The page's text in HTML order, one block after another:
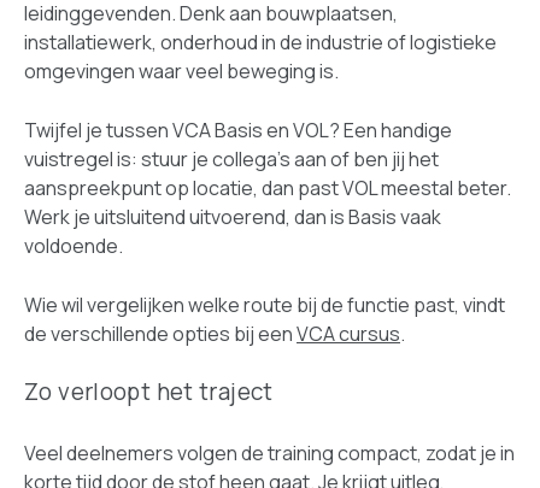
leidinggevenden. Denk aan bouwplaatsen,
installatiewerk, onderhoud in de industrie of logistieke
omgevingen waar veel beweging is.
Twijfel je tussen VCA Basis en VOL? Een handige
vuistregel is: stuur je collega's aan of ben jij het
aanspreekpunt op locatie, dan past VOL meestal beter.
Werk je uitsluitend uitvoerend, dan is Basis vaak
voldoende.
Wie wil vergelijken welke route bij de functie past, vindt
de verschillende opties bij eenVCA cursus.
Zo verloopt het traject
Veel deelnemers volgen de training compact, zodat je in
korte tijd door de stof heen gaat. Je krijgt uitleg,